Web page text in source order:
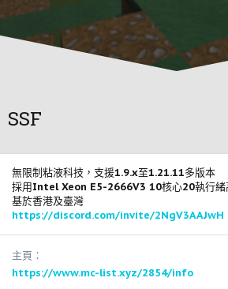
SSF
無限制粘液科技，支援1.9.x至1.21.11多版本
採用Intel Xeon E5-2666V3 10核心20執行緒
基於香港及臺灣
https://discord.com/invite/2NgV3AAJwH
主頁
https://www.mc-list.xyz/2854/info